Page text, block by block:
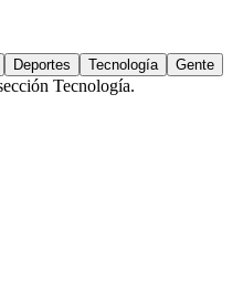
Deportes Tecnología Gente
Tecnología.